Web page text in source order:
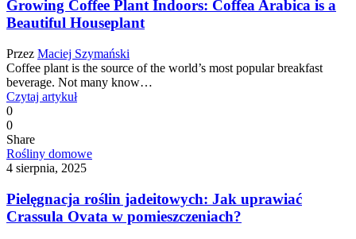
Growing Coffee Plant Indoors: Coffea Arabica is a
Beautiful Houseplant
Przez Maciej Szymański
Coffee plant is the source of the world’s most popular breakfast
beverage. Not many know…
Czytaj artykuł
0
0
Share
Rośliny domowe
4 sierpnia, 2025
Pielęgnacja roślin jadeitowych: Jak uprawiać
Crassula Ovata w pomieszczeniach?